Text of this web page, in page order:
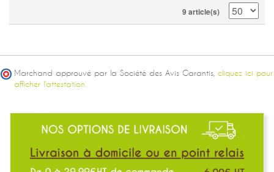
9 article(s)
Marchand approuvé par la Société des Avis Garantis, cliquez ici pour
afficher l'attestation.